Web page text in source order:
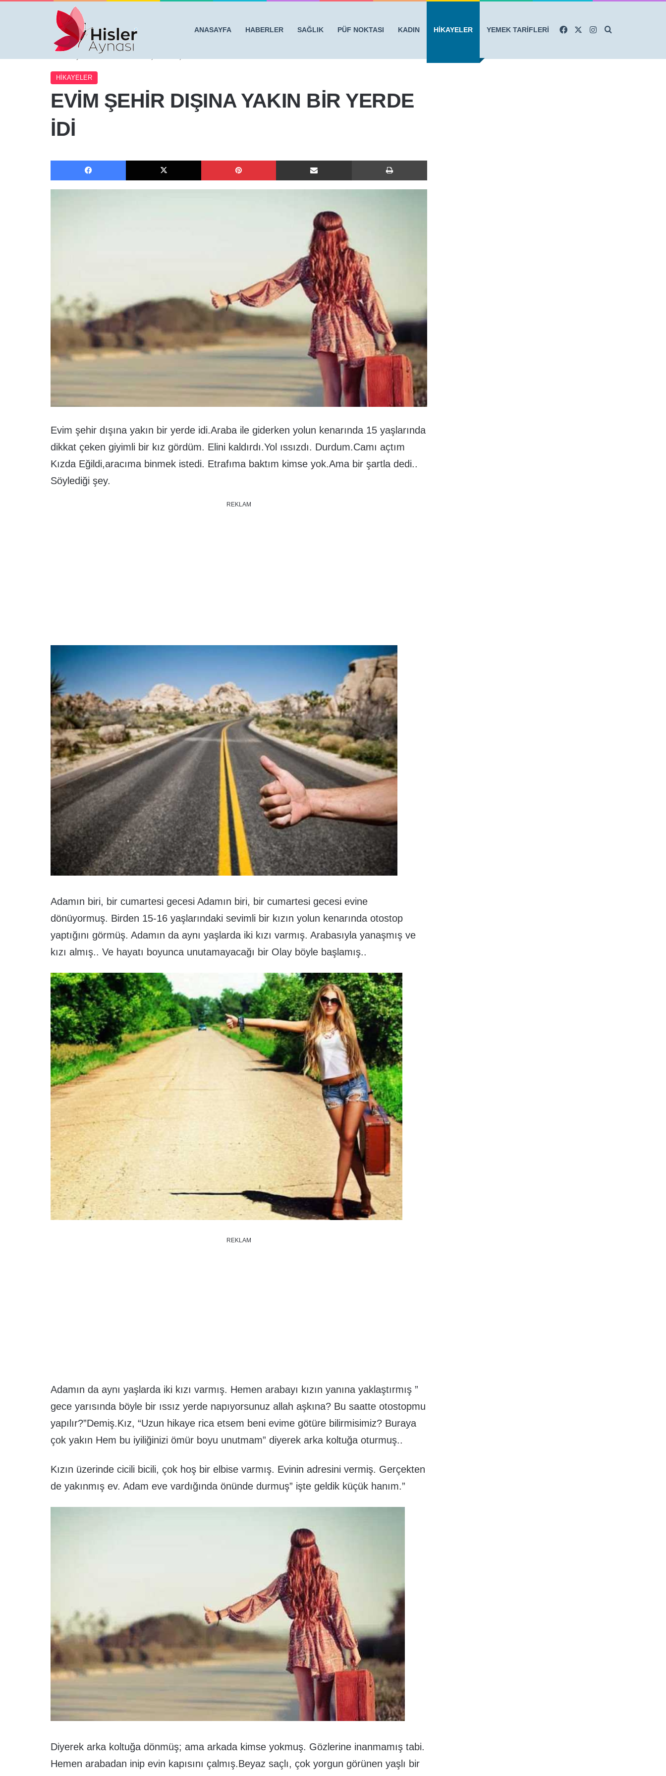
ANASAYFA HABERLER SAĞLIK PÜF NOKTASI KADIN HİKAYELER YEMEK TARİFLERİ FacebookInstagram
HİKAYELER
EVİM ŞEHİR DIŞINA YAKIN BİR YERDE
İDİ
Facebook X Pinterest E-Posta ile paylaş Yazdır
Evim şehir dışına yakın bir yerde idi.Araba ile giderken yolun kenarında 15 yaşlarında
dikkat çeken giyimli bir kız gördüm. Elini kaldırdı.Yol ıssızdı. Durdum.Camı açtım
Kızda Eğildi,aracıma binmek istedi. Etrafıma baktım kimse yok.Ama bir şartla dedi..
Söylediği şey.
REKLAM
Adamın biri, bir cumartesi gecesi Adamın biri, bir cumartesi gecesi evine
dönüyormuş. Birden 15-16 yaşlarındaki sevimli bir kızın yolun kenarında otostop
yaptığını görmüş. Adamın da aynı yaşlarda iki kızı varmış. Arabasıyla yanaşmış ve
kızı almış.. Ve hayatı boyunca unutamayacağı bir Olay böyle başlamış..
REKLAM
Adamın da aynı yaşlarda iki kızı varmış. Hemen arabayı kızın yanına yaklaştırmış ”
gece yarısında böyle bir ıssız yerde napıyorsunuz allah aşkına? Bu saatte otostopmu
yapılır?”Demiş.Kız, “Uzun hikaye rica etsem beni evime götüre bilirmisimiz? Buraya
çok yakın Hem bu iyiliğinizi ömür boyu unutmam” diyerek arka koltuğa oturmuş..
Kızın üzerinde cicili bicili, çok hoş bir elbise varmış. Evinin adresini vermiş. Gerçekten
de yakınmış ev. Adam eve vardığında önünde durmuş” işte geldik küçük hanım.”
Diyerek arka koltuğa dönmüş; ama arkada kimse yokmuş. Gözlerine inanmamış tabi.
Hemen arabadan inip evin kapısını çalmış.Beyaz saçlı, çok yorgun görünen yaşlı bir